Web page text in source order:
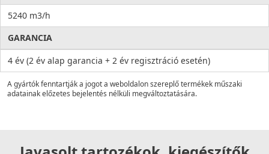
5240 m3/h
GARANCIA
4 év (2 év alap garancia + 2 év regisztráció esetén)
A gyártók fenntartják a jogot a weboldalon szereplő termékek műszaki
adatainak előzetes bejelentés nélküli megváltoztatására.